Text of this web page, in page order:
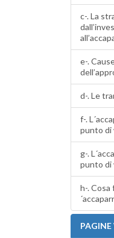
c-. La
e-.
d-. Le
f-.
punto di
g-.
punto di
h-.